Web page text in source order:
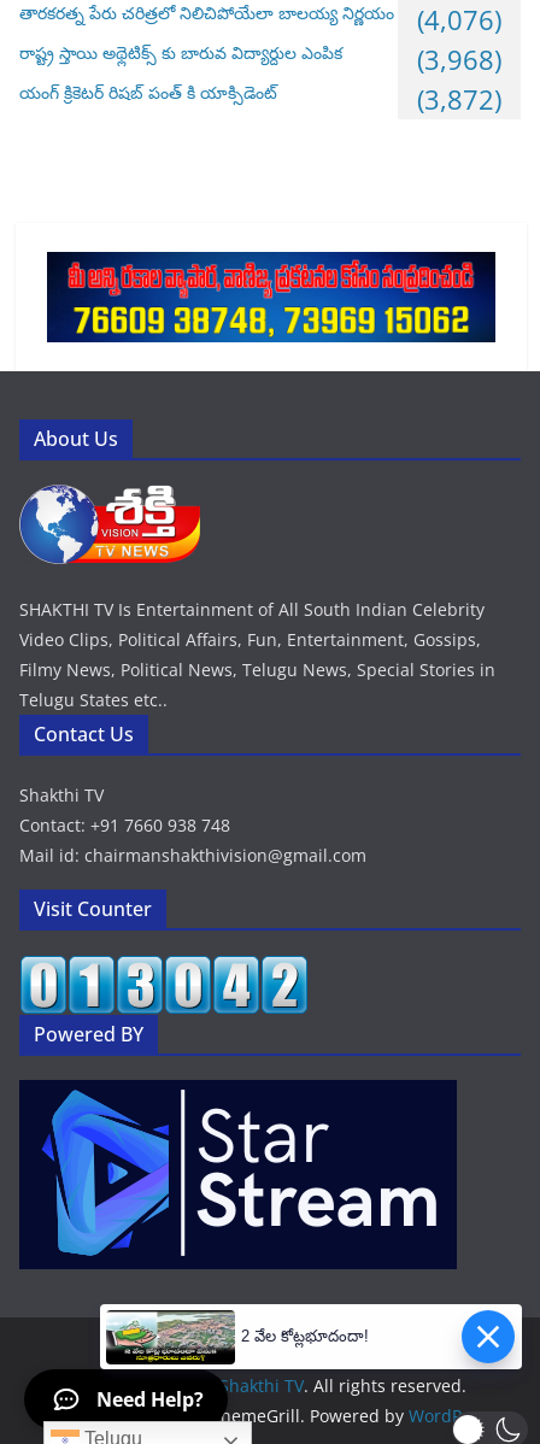
తారకరత్న పేరు చరిత్రలో నిలిచిపోయేలా బాలయ్య నిర్ణయం (4,076)
రాష్ట్ర స్తాయి అథ్లెటిక్స్ కు బారువ విద్యార్దుల ఎంపిక (3,968)
యంగ్ క్రికెటర్ రిషబ్ పంత్ కి యాక్సిడెంట్ (3,872)
About Us
SHAKTHI TV Is Entertainment of All South Indian Celebrity
Video Clips, Political Affairs, Fun, Entertainment, Gossips,
Filmy News, Political News, Telugu News, Special Stories in
Telugu States etc..
Contact Us
Shakthi TV
Contact: +91 7660 938 748
Mail id: chairmanshakthivision@gmail.com
Visit Counter
Powered BY
Copyright © 2026Shakthi TV. All rights reserved.
Theme:
by ThemeGrill. Powered by WordPress .
Telugu
Need Help?
2 వేల కోట్లభూదందా!